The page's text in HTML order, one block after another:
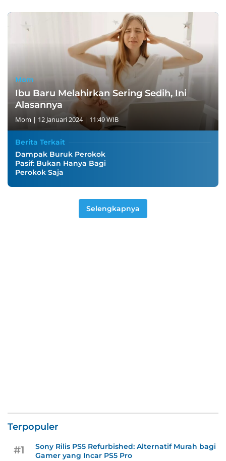
Mom
Ibu Baru Melahirkan Sering Sedih, Ini
Alasannya
Mom | 12 Januari 2024 | 11:49 WIB
Berita Terkait
Dampak Buruk Perokok
Pasif: Bukan Hanya Bagi
Perokok Saja
Selengkapnya
Terpopuler
#1
Sony Rilis PS5 Refurbished: Alternatif Murah bagi
Gamer yang Incar PS5 Pro